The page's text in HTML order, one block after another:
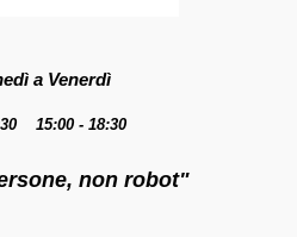
a Venerdì
15:00 - 18:30
non robot"